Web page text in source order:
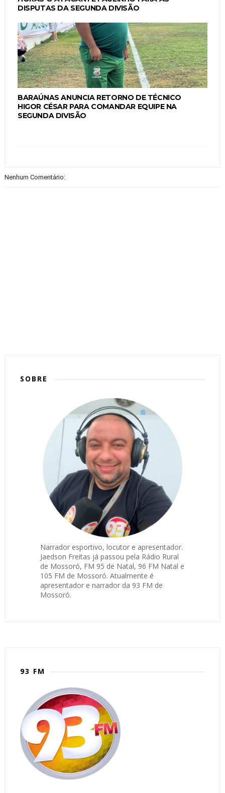
DISPUTAS DA SEGUNDA DIVISÃO
BARAÚNAS ANUNCIA RETORNO DE TÉCNICO
HIGOR CÉSAR PARA COMANDAR EQUIPE NA
SEGUNDA DIVISÃO
Nenhum Comentário:
SOBRE
Narrador esportivo, locutor e apresentador.
Jaedson Freitas já passou pela Rádio Rural
de Mossoró, FM 95 de Natal, 96 FM Natal e
105 FM de Mossoró. Atualmente é
apresentador e narrador da 93 FM de
Mossoró.
93 FM